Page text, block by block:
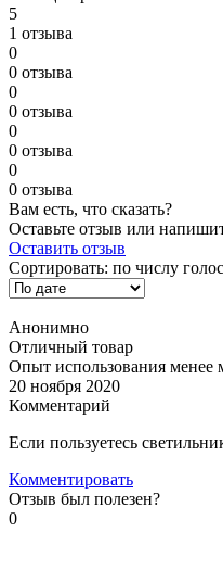
5
1 отзыва
0
0 отзыва
0
0 отзыва
0
0 отзыва
0
0 отзыва
Вам есть, что сказать?
Оставьте отзыв или
Оставить отзыв
Сортировать: по числу
Анонимно
Отличный товар
Опыт использования менее
20 ноября 2020
Комментарий
Если пользуетесь
Комментировать
Отзыв был полезен?
0